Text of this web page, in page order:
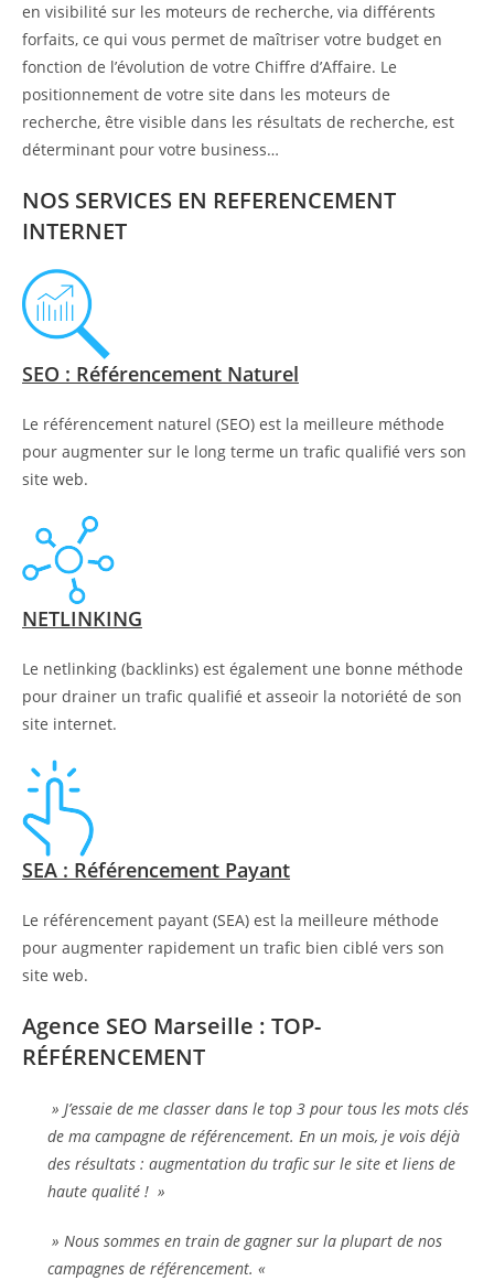
en visibilité sur les moteurs de recherche, via différents
forfaits, ce qui vous permet de maîtriser votre budget en
fonction de l’évolution de votre Chiffre d’Affaire. Le
positionnement de votre site dans les moteurs de
recherche, être visible dans les résultats de recherche, est
déterminant pour votre business…
NOS SERVICES EN REFERENCEMENT
INTERNET
SEO : Référencement Naturel
Le référencement naturel (SEO) est la meilleure méthode
pour augmenter sur le long terme un trafic qualifié vers son
site web.
NETLINKING
Le netlinking (backlinks) est également une bonne méthode
pour drainer un trafic qualifié et asseoir la notoriété de son
site internet.
SEA : Référencement Payant
Le référencement payant (SEA) est la meilleure méthode
pour augmenter rapidement un trafic bien ciblé vers son
site web.
Agence SEO Marseille : TOP-
RÉFÉRENCEMENT
» J’essaie de me classer dans le top 3 pour tous les mots clés
de ma campagne de référencement. En un mois, je vois déjà
des résultats : augmentation du trafic sur le site et liens de
haute qualité ! »
» Nous sommes en train de gagner sur la plupart de nos
campagnes de référencement. «